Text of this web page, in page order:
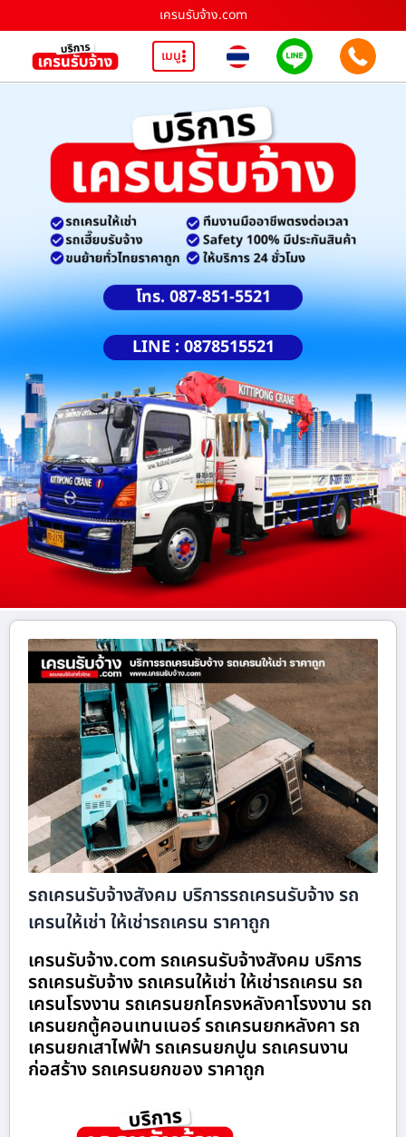
เครนรับจ้าง.com
เมนู
โทร. 087-851-5521
LINE : 0878515521
รถเครนรับจ้างสังคม บริการรถเครนรับจ้าง รถ
เครนให้เช่า ให้เช่ารถเครน ราคาถูก
เครนรับจ้าง.com รถเครนรับจ้างสังคม บริการ
รถเครนรับจ้าง รถเครนให้เช่า ให้เช่ารถเครน รถ
เครนโรงงาน รถเครนยกโครงหลังคาโรงงาน รถ
เครนยกตู้คอนเทนเนอร์ รถเครนยกหลังคา รถ
เครนยกเสาไฟฟ้า รถเครนยกปูน รถเครนงาน
ก่อสร้าง รถเครนยกของ ราคาถูก